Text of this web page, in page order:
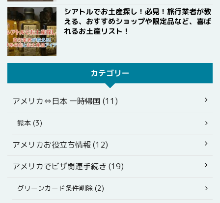
シアトルでお土産探し！必見！旅行業者が教
える、おすすめショップや限定品など、喜ば
れるお土産リスト！
カテゴリー
アメリカ⇔日本 一時帰国 (11)
熊本 (3)
アメリカお役立ち情報 (12)
アメリカでビザ関連手続き (19)
グリーンカード条件削除 (2)